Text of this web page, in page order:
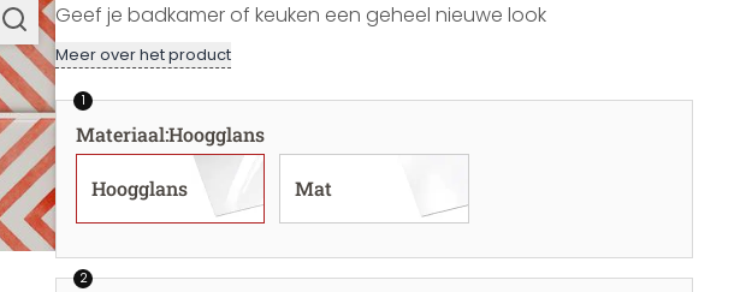
Geef je badkamer of keuken een geheel nieuwe look
Meer over het product
1
Materiaal:Hoogglans
Hoogglans Mat
2